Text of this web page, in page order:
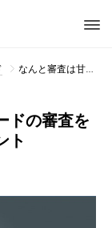
なんと審査は甘かった？法人カードの審査を通るために抑えておくべきポイント
ドの審査を
ト